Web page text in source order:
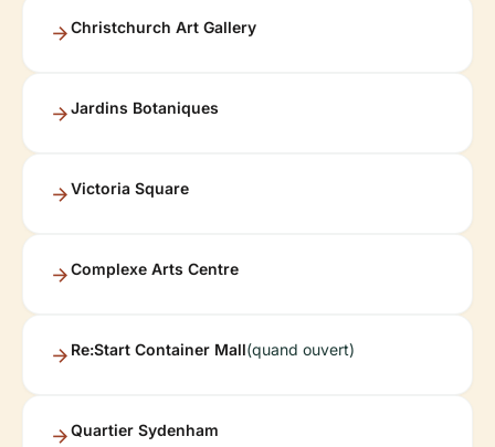
Christchurch Art Gallery
Jardins Botaniques
Victoria Square
Complexe Arts Centre
Re:Start Container Mall(quand ouvert)
Quartier Sydenham